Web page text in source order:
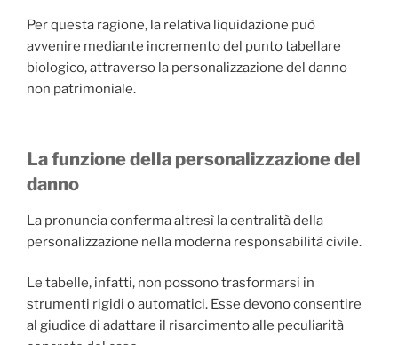
Per questa ragione, la relativa liquidazione può
avvenire mediante incremento del punto tabellare
biologico, attraverso la personalizzazione del danno
non patrimoniale.
La funzione della personalizzazione del
danno
La pronuncia conferma altresì la centralità della
personalizzazione nella moderna responsabilità civile.
Le tabelle, infatti, non possono trasformarsi in
strumenti rigidi o automatici. Esse devono consentire
al giudice di adattare il risarcimento alle peculiarità